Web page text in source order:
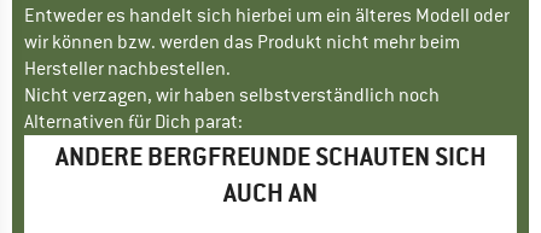
Entweder es handelt sich hierbei um ein älteres Modell oder
wir können bzw. werden das Produkt nicht mehr beim
Hersteller nachbestellen.
Nicht verzagen, wir haben selbstverständlich noch
Alternativen für Dich parat:
ANDERE BERGFREUNDE SCHAUTEN SICH
AUCH AN